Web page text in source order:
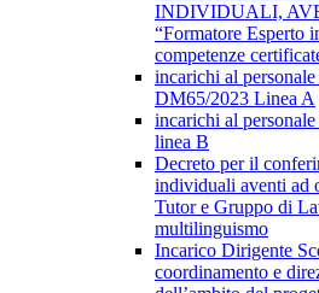
INDIVIDUALI,
“Formatore Esperto
competenze
incarichi al
DM65/2023 Linea A
incarichi al
linea B
Decreto per il
individuali aventi ad
Tutor e Gruppo di
multilinguismo
Incarico Dirigente
coordinamento e